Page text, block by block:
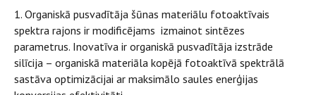
1. Organiskā pusvadītāja šūnas materiālu fotoaktīvais
spektra rajons ir modificējams izmainot sintēzes
parametrus. Inovatīva ir organiskā pusvadītāja izstrāde
silīcija – organiskā materiāla kopējā fotoaktīvā spektrālā
sastāva optimizācijai ar maksimālo saules enerģijas